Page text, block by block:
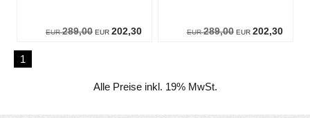
EUR289,00EUR 202,30 EUR289,00EUR 202,30
1
Alle Preise inkl. 19% MwSt.